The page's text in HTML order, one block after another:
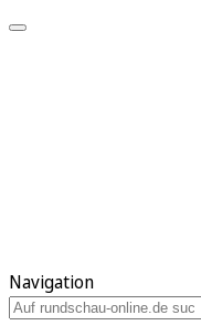
Navigation